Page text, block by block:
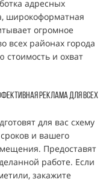
адресных
широкоформатная
огромное
всех районах города
стоимость и охват
реклама для всех
для вас схему
и вашего
Предоставят
работе. Если
закажите